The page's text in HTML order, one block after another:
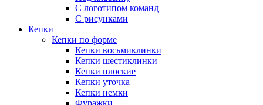
С логотипом команд
С рисунками
Кепки
Кепки по форме
Кепки восьмиклинки
Кепки шестиклинки
Кепки плоские
Кепки уточка
Кепки немки
Фуражки